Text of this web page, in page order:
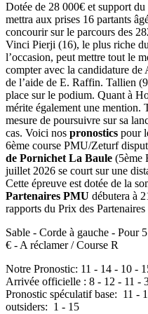
Dotée de 28 000€ et support
mettra aux prises 16 partants
concourir sur le parcours des
Vinci Pierji (16), le plus riche
l’occasion, peut mettre tout le
compter avec la candidature
de l’aide de E. Raffin. Tallien
place sur le podium. Quant à
mérite également une mention.
mesure de poursuivre sur sa
cas. Voici nos pronostics pour
6ème course PMU/Zeturf
de Pornichet La Baule (5ème
juillet 2026 se court sur une
Cette épreuve est dotée de la
Partenaires PMU débutera à
rapports du Prix des
Sable - Corde à gauche - Pour
€ - A réclamer / Course R
Notre Pronostic: 11 - 14 - 10 -
Arrivée officielle : 8 - 12 - 11 -
Pronostic spéculatif base: 11 -
outsiders: 1 - 15